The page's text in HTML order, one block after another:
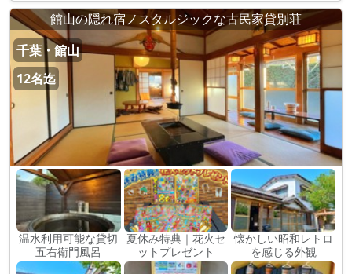
館山の隠れ宿ノスタルジックな古民家貸別荘
千葉・館山
12名迄
温水利用可能な貸切
五右衛門風呂
夏休み特典｜花火セ
ットプレゼント
懐かしい昭和レトロ
を感じる外観